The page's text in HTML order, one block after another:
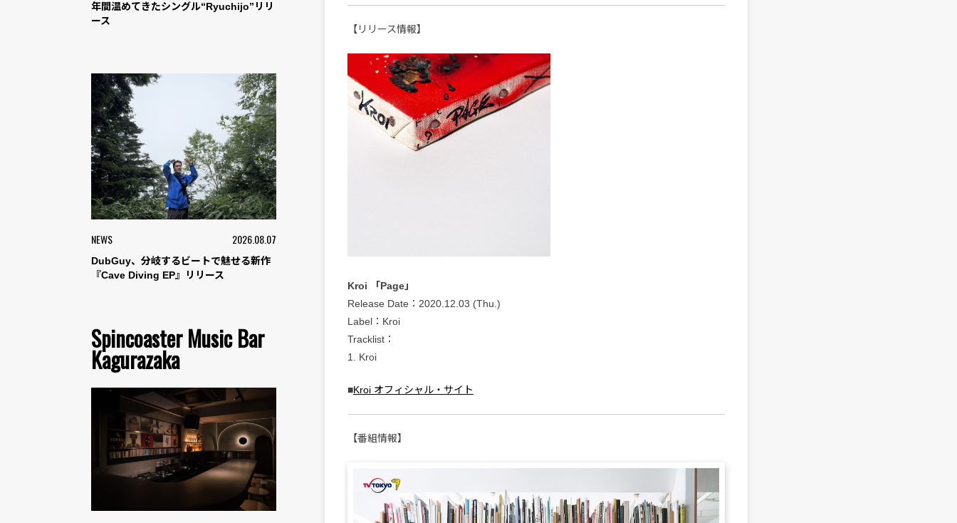
年間温めてきたシングル“Ryuchijo”リリ
ース
NEWS 2026.08.07
DubGuy、分岐するビートで魅せる新作
『Cave Diving EP』リリース
Spincoaster Music Bar
Kagurazaka
【リリース情報】
Kroi 「Page」
Release Date：2020.12.03 (Thu.)
Label：Kroi
Tracklist：
1. Kroi
■Kroi オフィシャル・サイト
【番組情報】